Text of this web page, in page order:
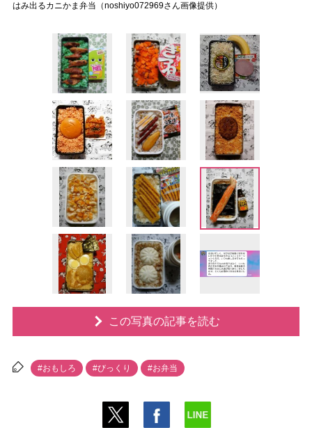
はみ出るカニかま弁当（noshiyo072969さん画像提供）
この写真の記事を読む
#おもしろ #びっくり #お弁当